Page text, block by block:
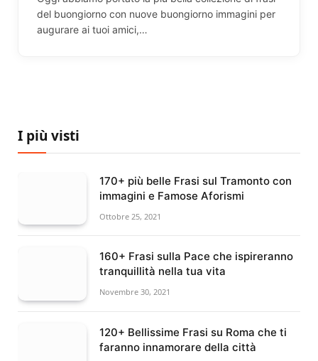
del buongiorno con nuove buongiorno immagini per
augurare ai tuoi amici,…
I più visti
170+ più belle Frasi sul Tramonto con
immagini e Famose Aforismi
Ottobre 25, 2021
160+ Frasi sulla Pace che ispireranno
tranquillità nella tua vita
Novembre 30, 2021
120+ Bellissime Frasi su Roma che ti
faranno innamorare della città